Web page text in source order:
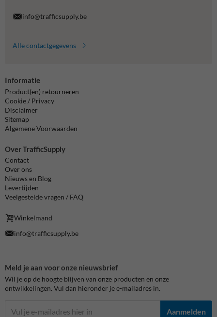
info@trafficsupply.be
Alle contactgegevens
Informatie
Product(en) retourneren
Cookie / Privacy
Disclaimer
Sitemap
Algemene Voorwaarden
Over TrafficSupply
Contact
Over ons
Nieuws en Blog
Levertijden
Veelgestelde vragen / FAQ
Winkelmand
info@trafficsupply.be
Meld je aan voor onze nieuwsbrief
Wil je op de hoogte blijven van onze producten en onze
ontwikkelingen. Vul dan hieronder je e-mailadres in.
Aanmelden